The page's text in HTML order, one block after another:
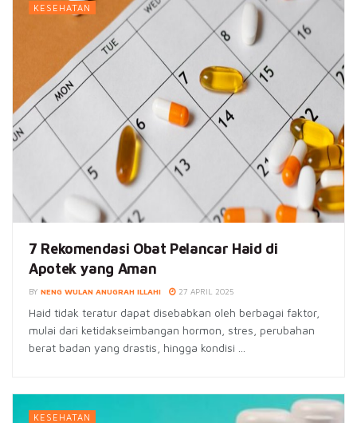
KESEHATAN
7 Rekomendasi Obat Pelancar Haid di
Apotek yang Aman
BY NENG WULAN ANUGRAH ILLAHI 27 APRIL 2025
Haid tidak teratur dapat disebabkan oleh berbagai faktor,
mulai dari ketidakseimbangan hormon, stres, perubahan
berat badan yang drastis, hingga kondisi ...
KESEHATAN